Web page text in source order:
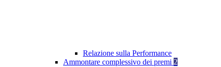
Relazione sulla Performance
Ammontare complessivo dei premi 2